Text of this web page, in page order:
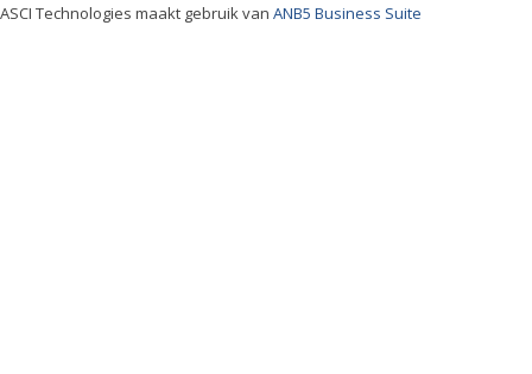
ASCI Technologies maakt gebruik van ANB5 Business Suite